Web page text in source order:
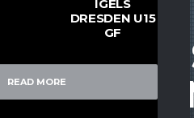
IGELS
DRESDEN U15
GF
READ MORE